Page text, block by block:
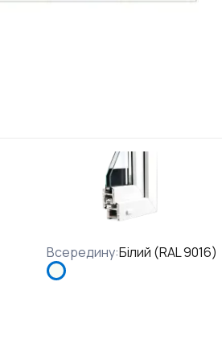
Всередину:Білий (RAL 9016)